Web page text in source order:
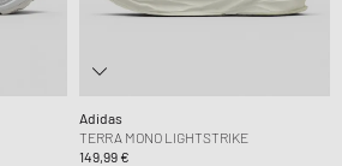
Adidas
TERRA MONO LIGHTSTRIKE
149,99 €